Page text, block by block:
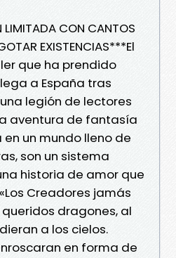
LIMITADA CON CANTOS
EXISTENCIAS***El
que ha prendido
a España tras
legión de lectores
aventura de fantasía
un mundo lleno de
son un sistema
historia de amor que
Creadores jamás
dragones, al
a los cielos.
en forma de